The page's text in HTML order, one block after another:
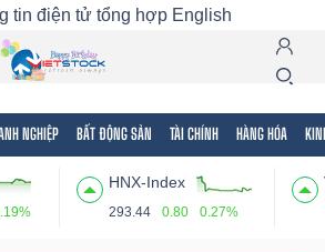
tin điện tử tổng hợp English
NGHIỆP BẤT ĐỘNG SẢN TÀI CHÍNH HÀNG HÓA
HNX-Index
293.44 0.80 0.27%
Ngành Mã chứng khoán